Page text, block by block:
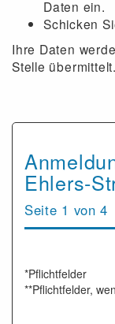
Daten ein.
Schicken
Ihre Daten
Stelle übermittelt.
Ehlers-
Seite 1 von 4
*Pflichtfelder
**Pflichtfelder,